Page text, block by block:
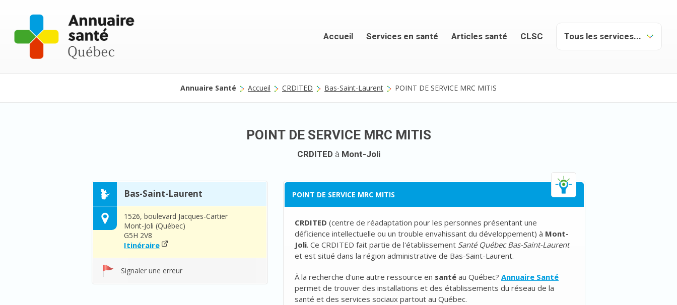
Accueil Services en santé Articles santé CLSC
Annuaire Santé Accueil CRDITED Bas-Saint-Laurent POINT DE SERVICE MRC MITIS
POINT DE SERVICE MRC MITIS
CRDITED à Mont-Joli
Bas-Saint-Laurent
1526, boulevard Jacques-Cartier
Mont-Joli (Québec)
G5H 2V8
Itinéraire
Signaler une erreur
POINT DE SERVICE MRC MITIS
CRDITED (centre de réadaptation pour les personnes présentant une
déficience intellectuelle ou un trouble envahissant du développement) à Mont-
Joli. Ce CRDITED fait partie de l'établissement Santé Québec Bas-Saint-Laurent
et est situé dans la région administrative de Bas-Saint-Laurent.
À la recherche d'une autre ressource en santé au Québec? Annuaire Santé
permet de trouver des installations et des établissements du réseau de la
santé et des services sociaux partout au Québec.